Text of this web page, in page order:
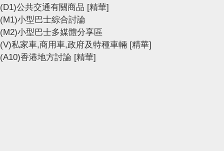
(D1)公共交通有關商品 [精華]
(M1)小型巴士綜合討論
(M2)小型巴士多媒體分享區
(V)私家車,商用車,政府及特種車輛 [精華]
(A10)香港地方討論 [精華]